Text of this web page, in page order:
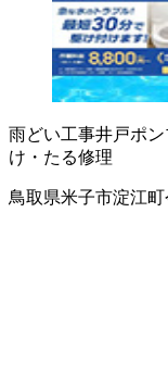
雨どい工事井戸ポ
け・たる修理
鳥取県米子市淀江町